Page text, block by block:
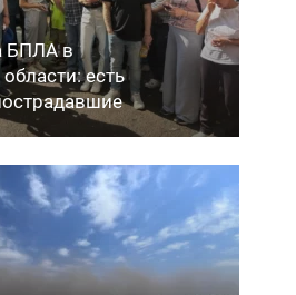
БПЛА в
есть